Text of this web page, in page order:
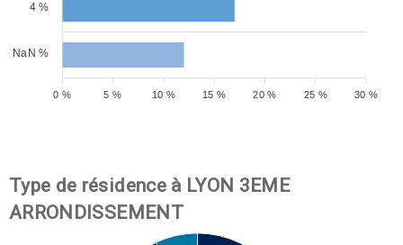
4 %
NaN %
30 %
25 %
20 %
15 %
10 %
5 %
0 %
Type de résidence à LYON 3EME
ARRONDISSEMENT